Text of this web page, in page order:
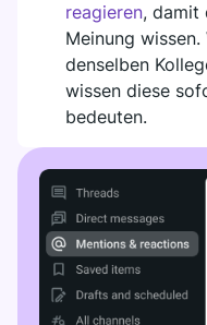
reagieren, damit
Meinung
denselben
wissen diese
bedeuten.